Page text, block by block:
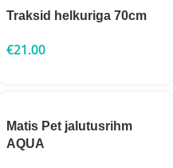
Traksid helkuriga 70cm
€21.00
Matis Pet jalutusrihm
AQUA